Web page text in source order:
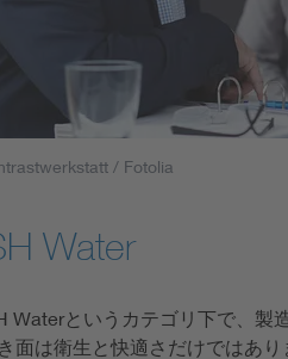
/ Fotolia
Water
Waterというカテゴリ下で、製
面は衛生と快適さだけではあ